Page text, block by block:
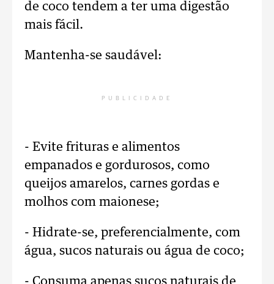
de coco tendem a ter uma digestão
mais fácil.
Mantenha-se saudável:
PUBLICIDADE
- Evite frituras e alimentos
empanados e gordurosos, como
queijos amarelos, carnes gordas e
molhos com maionese;
- Hidrate-se, preferencialmente, com
água, sucos naturais ou água de coco;
- Consuma apenas sucos naturais de